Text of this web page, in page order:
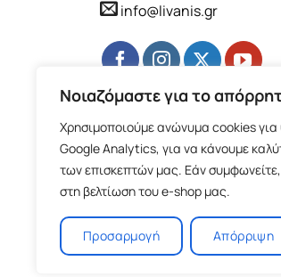
Νοιαζόμαστε για το
Χρησιμοποιούμε ανώνυμα cookies
Google Analytics, για να κάνουμε
των επισκεπτών μας. Εάν
στη βελτίωση του e-shop μας.
Προσαρμογή Απόρριψη
info@livanis.gr